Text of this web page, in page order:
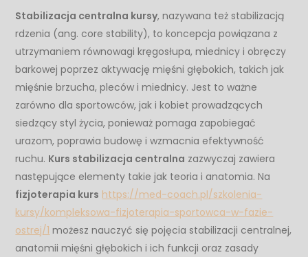
Stabilizacja centralna kursy, nazywana też stabilizacją
rdzenia (ang. core stability), to koncepcja powiązana z
utrzymaniem równowagi kręgosłupa, miednicy i obręczy
barkowej poprzez aktywację mięśni głębokich, takich jak
mięśnie brzucha, pleców i miednicy. Jest to ważne
zarówno dla sportowców, jak i kobiet prowadzących
siedzący styl życia, ponieważ pomaga zapobiegać
urazom, poprawia budowę i wzmacnia efektywność
ruchu. Kurs stabilizacja centralna zazwyczaj zawiera
następujące elementy takie jak teoria i anatomia. Na
fizjoterapia kurs https://med-coach.pl/szkolenia-
kursy/kompleksowa-fizjoterapia-sportowca-w-fazie-
ostrej/1 możesz nauczyć się pojęcia stabilizacji centralnej,
anatomii mięśni głębokich i ich funkcji oraz zasady